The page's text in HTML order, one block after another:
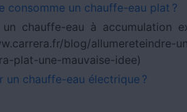
consomme un chauffe-eau plat ?
un chauffe-eau à accumulation
blog/
plat-une-mauvaise-idee)
un chauffe-eau électrique ?